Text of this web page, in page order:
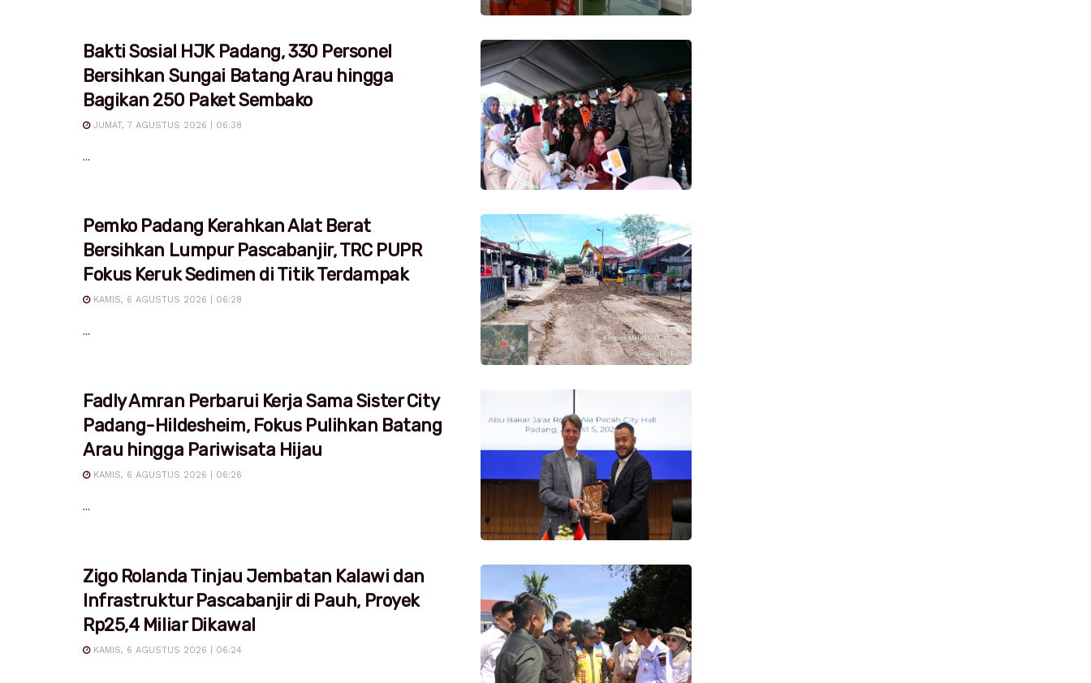
Bakti Sosial HJK Padang, 330 Personel
Bersihkan Sungai Batang Arau hingga
Bagikan 250 Paket Sembako
JUMAT, 7 AGUSTUS 2026 | 06:38
...
Pemko Padang Kerahkan Alat Berat
Bersihkan Lumpur Pascabanjir, TRC PUPR
Fokus Keruk Sedimen di Titik Terdampak
KAMIS, 6 AGUSTUS 2026 | 06:28
...
Fadly Amran Perbarui Kerja Sama Sister City
Padang-Hildesheim, Fokus Pulihkan Batang
Arau hingga Pariwisata Hijau
KAMIS, 6 AGUSTUS 2026 | 06:26
...
Zigo Rolanda Tinjau Jembatan Kalawi dan
Infrastruktur Pascabanjir di Pauh, Proyek
Rp25,4 Miliar Dikawal
KAMIS, 6 AGUSTUS 2026 | 06:24